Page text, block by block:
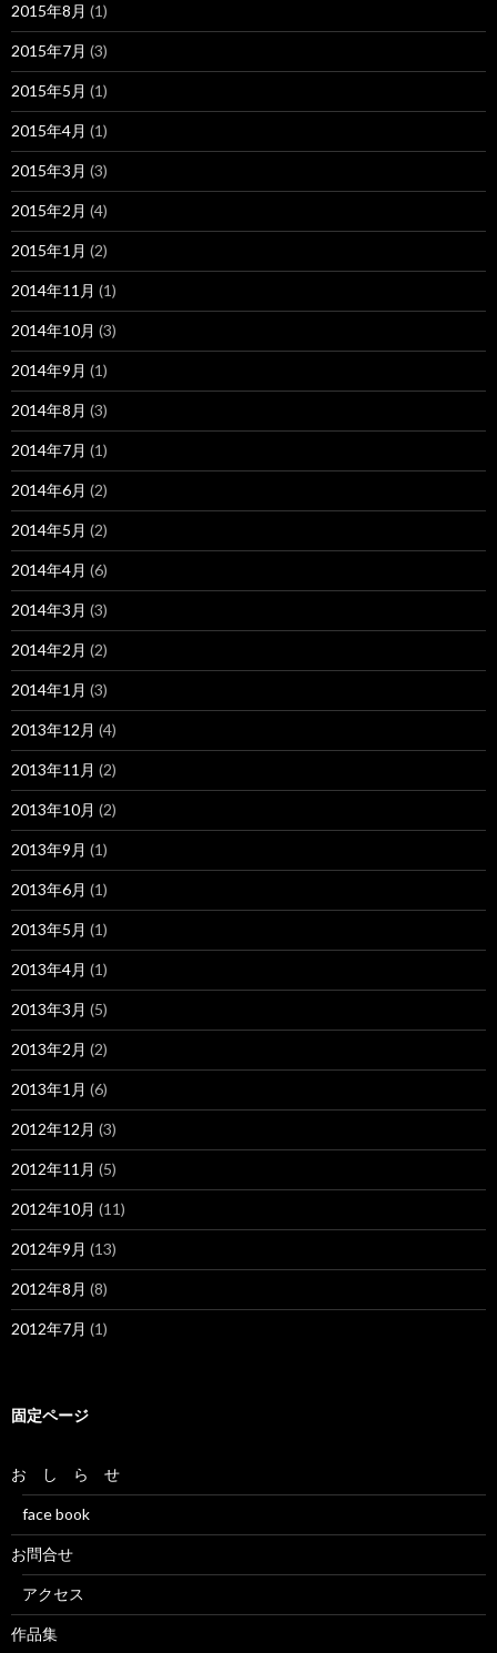
2015年8月 (1)
2015年7月 (3)
2015年5月 (1)
2015年4月 (1)
2015年3月 (3)
2015年2月 (4)
2015年1月 (2)
2014年11月 (1)
2014年10月 (3)
2014年9月 (1)
2014年8月 (3)
2014年7月 (1)
2014年6月 (2)
2014年5月 (2)
2014年4月 (6)
2014年3月 (3)
2014年2月 (2)
2014年1月 (3)
2013年12月 (4)
2013年11月 (2)
2013年10月 (2)
2013年9月 (1)
2013年6月 (1)
2013年5月 (1)
2013年4月 (1)
2013年3月 (5)
2013年2月 (2)
2013年1月 (6)
2012年12月 (3)
2012年11月 (5)
2012年10月 (11)
2012年9月 (13)
2012年8月 (8)
2012年7月 (1)
固定ページ
お し ら せ
face book
お問合せ
アクセス
作品集